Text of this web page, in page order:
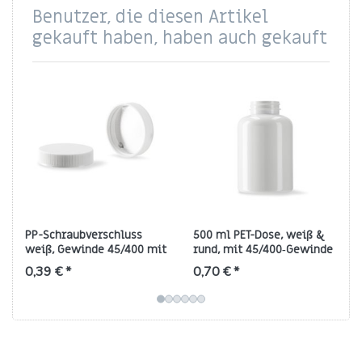
Benutzer, die diesen Artikel
gekauft haben, haben auch gekauft
PP-Schraubverschluss
weiß, Gewinde 45/400 mit
FS5-8 Liner
0,39 € *
500 ml PET-Dose, weiß &
rund, mit 45/400‑Gewinde
0,70 € *